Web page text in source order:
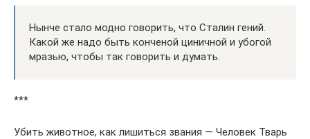
Нынче стало модно говорить, что Сталин гений.
Какой же надо быть конченой циничной и убогой
мразью, чтобы так говорить и думать.
***
Убить животное, как лишиться звания — Человек Тварь